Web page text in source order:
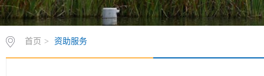
首页 > 资助服务